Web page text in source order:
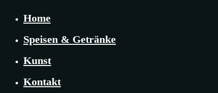
Home
Speisen & Getränke
Kunst
Kontakt